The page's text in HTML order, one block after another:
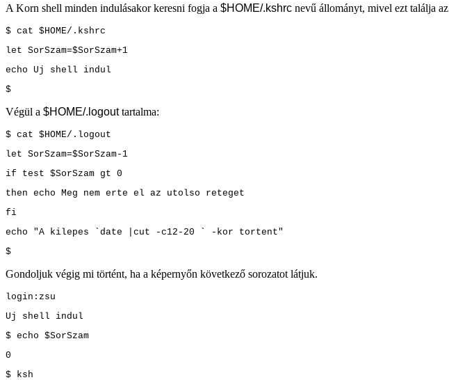
A Korn shell minden indulásakor keresni fogja a $HOME/.kshrc nevű állományt, mivel ezt találja az
$ cat $HOME/.kshrc
let SorSzam=$SorSzam+1
echo Uj shell indul
$
Végül a $HOME/.logouttartalma:
$ cat $HOME/.logout
let SorSzam=$SorSzam-1
if test $SorSzam gt 0
then echo Meg nem erte el az utolso reteget
fi
echo "A kilepes `date |cut -c12-20 ` -kor tortent"
$
Gondoljuk végig mi történt, ha a képernyőn következő sorozatot látjuk.
login:zsu
Uj shell indul
$ echo $SorSzam
0
$ ksh